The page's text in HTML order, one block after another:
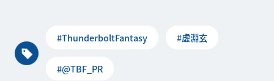
#ThunderboltFantasy #虚淵玄
#@TBF_PR